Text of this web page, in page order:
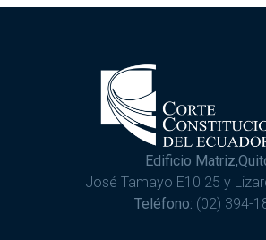
Edificio
José Tamayo E10 25 y
Teléfono: (02) 394-